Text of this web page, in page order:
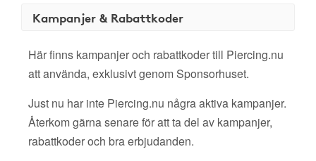
Kampanjer & Rabattkoder
Här finns kampanjer och rabattkoder till Piercing.nu
att använda, exklusivt genom Sponsorhuset.
Just nu har inte Piercing.nu några aktiva kampanjer.
Återkom gärna senare för att ta del av kampanjer,
rabattkoder och bra erbjudanden.